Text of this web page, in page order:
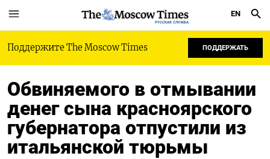
РУССКАЯ СЛУЖБА
EN
Поддержите The Moscow Times ПОДДЕРЖАТЬ
Обвиняемого в отмывании
денег сына красноярского
губернатора отпустили из
итальянской тюрьмы